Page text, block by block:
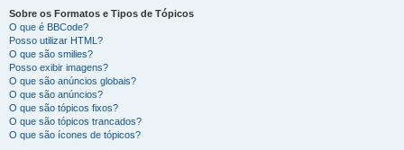
Sobre os Formatos e Tipos de Tópicos
O que é BBCode?
Posso utilizar HTML?
O que são smilies?
Posso exibir imagens?
O que são anúncios globais?
O que são anúncios?
O que são tópicos fixos?
O que são tópicos trancados?
O que são ícones de tópicos?